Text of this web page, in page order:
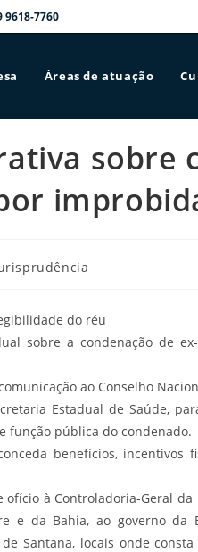
9618-7760
Áreas de atuação
sobre
do réu
sobre a condenação de
ao Conselho
Estadual de Saúde,
função pública do condenado.
benefícios, incentivos
à Controladoria-Geral
e da Bahia, ao governo da
Santana, locais onde